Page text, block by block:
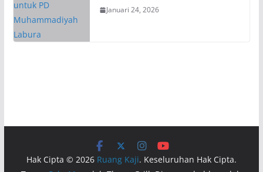
Januari 24, 2026
Hak Cipta © 2026 Ruang Kaji. Keseluruhan Hak Cipta.